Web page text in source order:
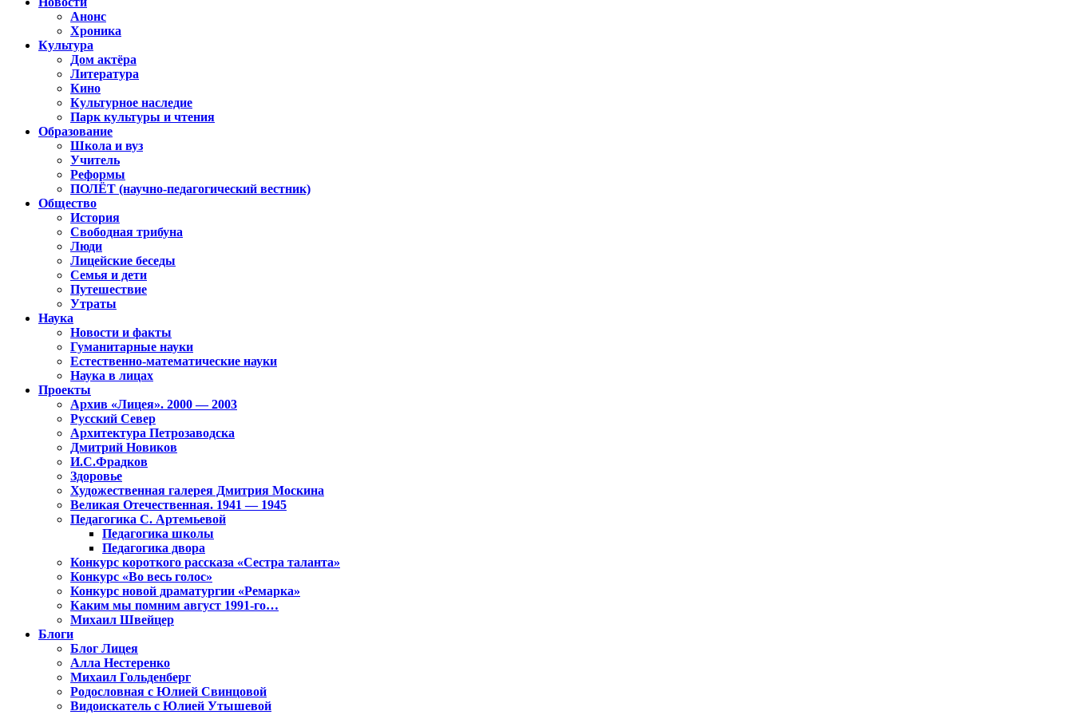
Анонс
Хроника
Культура
Дом актёра
Литература
Кино
Культурное наследие
Парк культуры и чтения
Образование
Школа и вуз
Учитель
Реформы
ПОЛЁТ (научно-педагогический вестник)
Общество
История
Свободная трибуна
Люди
Лицейские беседы
Семья и дети
Путешествие
Утраты
Наука
Новости и факты
Гуманитарные науки
Естественно-математические науки
Наука в лицах
Проекты
Архив «Лицея». 2000 — 2003
Русский Север
Архитектура Петрозаводска
Дмитрий Новиков
И.С.Фрадков
Здоровье
Художественная галерея Дмитрия Москина
Великая Отечественная. 1941 — 1945
Педагогика С. Артемьевой
Педагогика школы
Педагогика двора
Конкурс короткого рассказа «Сестра таланта»
Конкурс «Во весь голос»
Конкурс новой драматургии «Ремарка»
Каким мы помним август 1991-го…
Михаил Швейцер
Блоги
Блог Лицея
Алла Нестеренко
Михаил Гольденберг
Родословная с Юлией Свинцовой
Видоискатель с Юлией Утышевой